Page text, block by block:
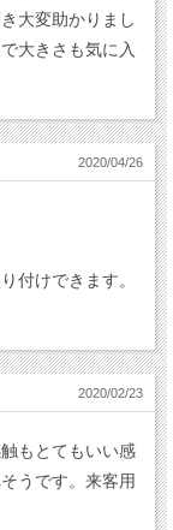
大変助かりまし
大きさも気に入
2020/04/26
付けできます。
2020/02/23
もとてもいい感
うです。来客用